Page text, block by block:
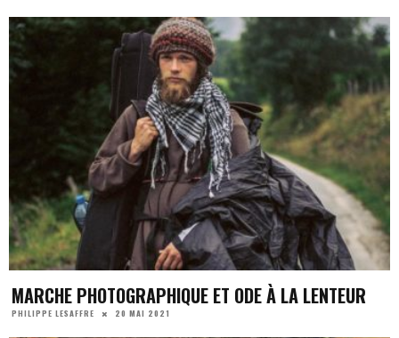
MARCHE PHOTOGRAPHIQUE ET ODE À LA LENTEUR
PHILIPPE LESAFFRE 20 MAI 2021